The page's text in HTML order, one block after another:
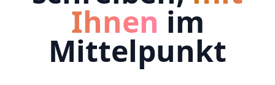
Ihnen im
Mittelpunkt